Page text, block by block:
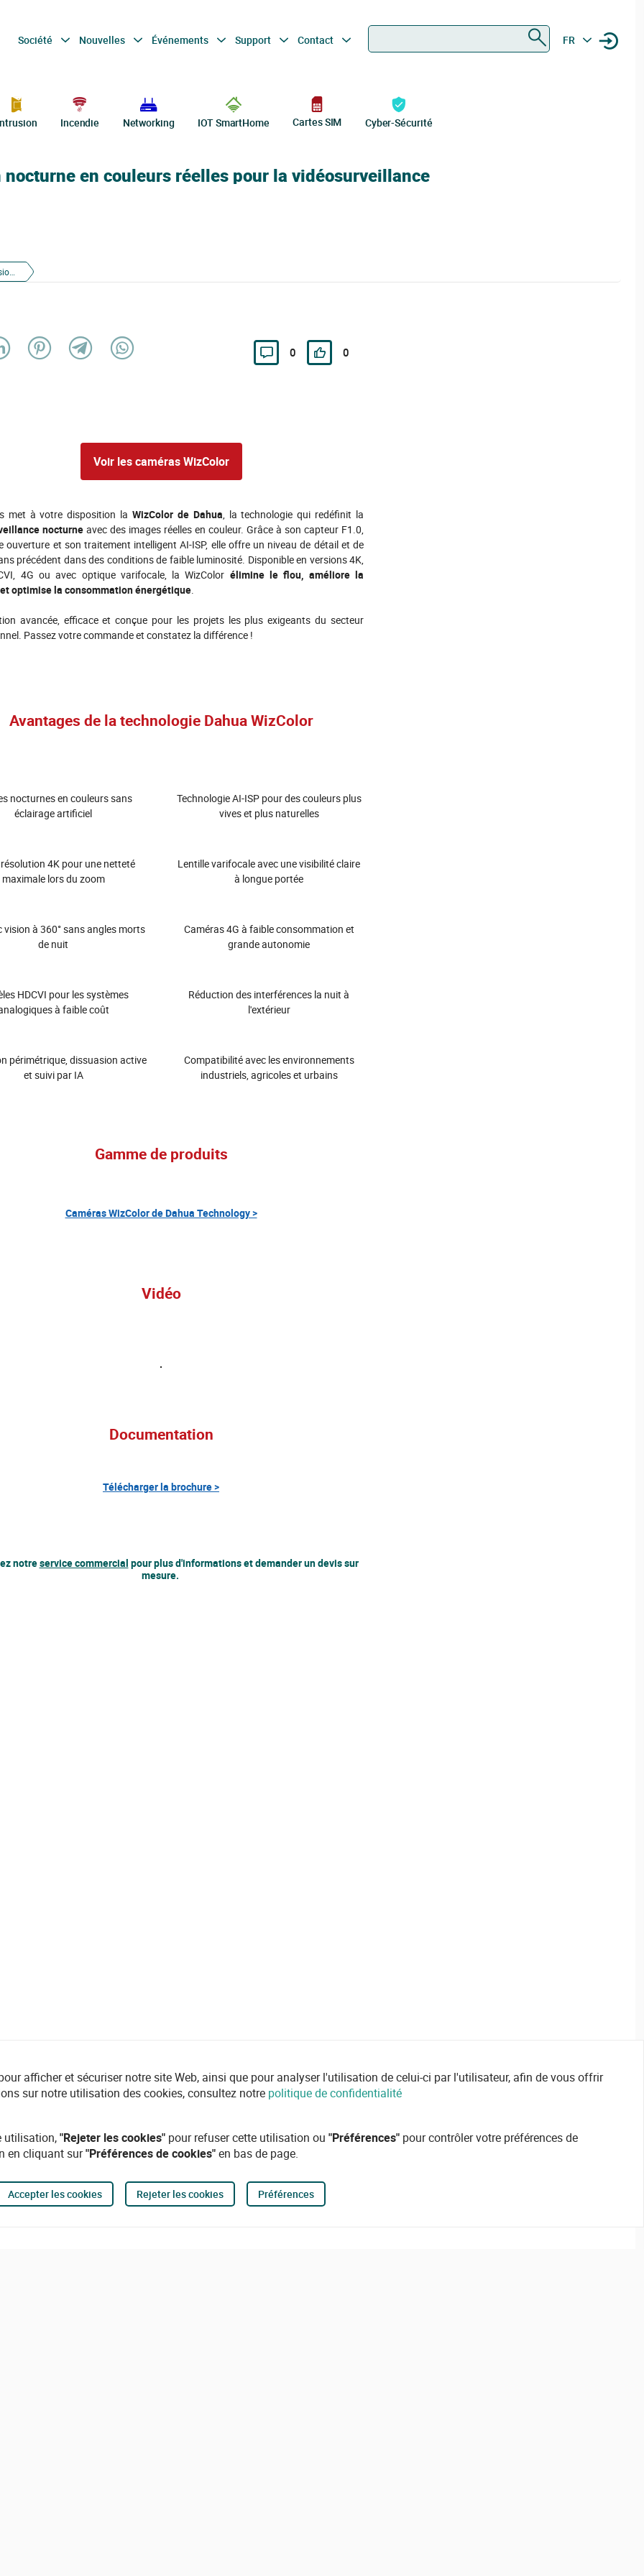
Société Nouvelles Événements Support Contact FR
Incendie Networking IOT SmartHome Cartes SIM Cyber-Sécurité
en couleurs réelles pour la vidéosurveillance
0 0
Voir les caméras WizColor
met à votre disposition la WizColor de Dahua, la technologie qui redéfinit la
nocturne avec des images réelles en couleur. Grâce à son capteur F1.0,
ouverture et son traitement intelligent AI-ISP, elle offre un niveau de détail et de
précédent dans des conditions de faible luminosité. Disponible en versions 4K,
4G ou avec optique varifocale, la WizColor élimine le flou, améliore la
optimise la consommation énergétique.
avancée, efficace et conçue pour les projets les plus exigeants du secteur
Passez votre commande et constatez la différence !
Avantages de la technologie Dahua WizColor
nocturnes en couleurs sans
éclairage artificiel
Technologie AI-ISP pour des couleurs plus
vives et plus naturelles
4K pour une netteté
maximale lors du zoom
Lentille varifocale avec une visibilité claire
à longue portée
vision à 360° sans angles morts
de nuit
Caméras 4G à faible consommation et
grande autonomie
HDCVI pour les systèmes
à faible coût
Réduction des interférences la nuit à
l'extérieur
périmétrique, dissuasion active
et suivi par IA
Compatibilité avec les environnements
industriels, agricoles et urbains
Gamme de produits
Caméras WizColor de Dahua Technology >
Vidéo
Documentation
Télécharger la brochure >
notreservice commercial pour plus d'informations et demander un devis sur
mesure.
afficher et sécuriser notre site Web, ainsi que pour analyser l'utilisation de celui-ci par l'utilisateur, afin de vous offrir
sur notre utilisation des cookies, consultez notre politique de confidentialité
utilisation,"Rejeter les cookies" pour refuser cette utilisation ou "Préférences" pour contrôler votre préférences de
en cliquant sur"Préférences de cookies"en bas de page.
Accepter les cookies Rejeter les cookies Préférences